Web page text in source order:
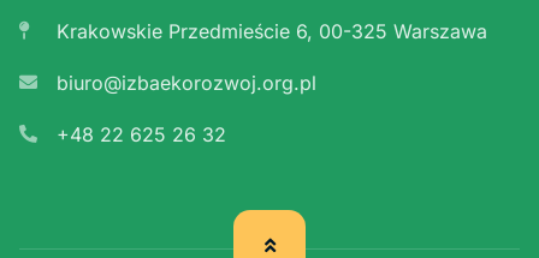
Krakowskie Przedmieście 6, 00-325 Warszawa
biuro@izbaekorozwoj.org.pl
+48 22 625 26 32